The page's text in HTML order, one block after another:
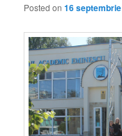
Posted on16